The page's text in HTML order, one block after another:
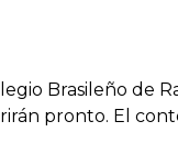
Brasileño de
pronto. El